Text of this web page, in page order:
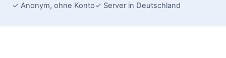
✓ Anonym, ohne Konto✓ Server in Deutschland